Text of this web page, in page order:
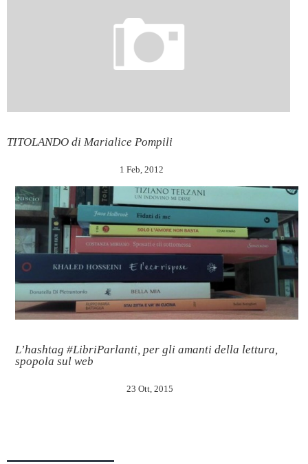
TITOLANDO di Marialice Pompili
1 Feb, 2012
L’hashtag #LibriParlanti, per gli amanti della lettura,
spopola sul web
23 Ott, 2015